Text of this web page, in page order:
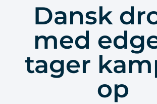
Dansk
med
tager
op